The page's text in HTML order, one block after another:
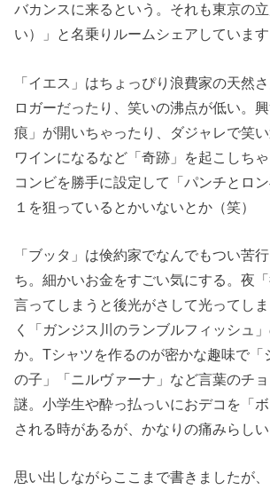
バカンスに来るという。それも東京の
い）」と名乗りルームシェアしています
「イエス」はちょっぴり浪費家の天然
ロガーだったり、笑いの沸点が低い。
痕」が開いちゃったり、ダジャレで笑
ワインになるなど「奇跡」を起こしち
コンビを勝手に設定して「パンチとロ
１を狙っているとかいないとか（笑）
「ブッタ」は倹約家でなんでもつい苦
ち。細かいお金をすごい気にする。夜
言ってしまうと後光がさして光ってし
く「ガンジス川のランブルフィッシュ
か。Tシャツを作るのが密かな趣味で「
の子」「ニルヴァーナ」など言葉のチ
謎。小学生や酔っ払っいにおデコを「
される時があるが、かなりの痛みらしい
思い出しながらここまで書きましたが